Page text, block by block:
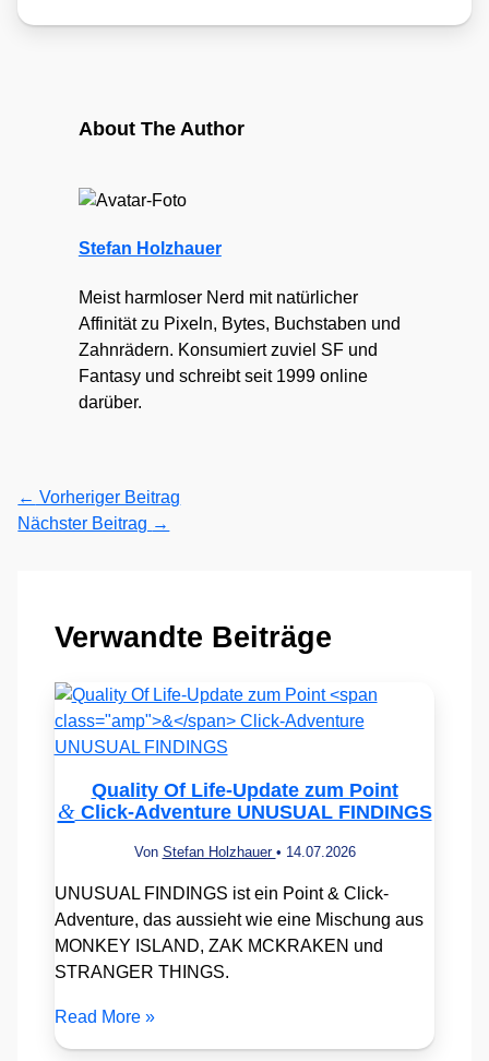
About The Author
Stefan Holzhauer
Meist harmloser Nerd mit natürlicher
Affinität zu Pixeln, Bytes, Buchstaben und
Zahnrädern. Konsumiert zuviel SF und
Fantasy und schreibt seit 1999 online
darüber.
← Vorheriger Beitrag
Nächster Beitrag →
Verwandte Beiträge
Quality Of Life-Update zum Point
&Click-Adventure UNUSUAL FINDINGS
Von Stefan Holzhauer • 14.07.2026
UNUSUAL FINDINGS ist ein Point & Click-
Adventure, das aussieht wie eine Mischung aus
MONKEY ISLAND, ZAK MCKRAKEN und
STRANGER THINGS.
Read More »